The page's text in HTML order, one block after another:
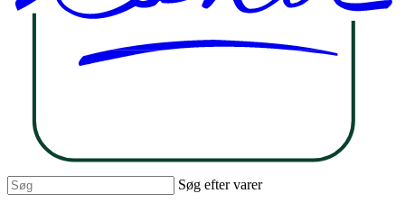
Søg efter varer